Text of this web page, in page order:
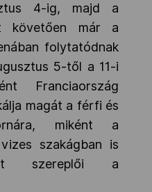
4-ig, majd a
követően már a
folytatódnak
5-től a 11-i
Franciaország
magát a férfi és
miként a
szakágban is
szereplői a